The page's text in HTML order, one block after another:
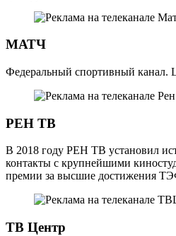
МАТЧ
Федеральный спортивный канал.
РЕН ТВ
В 2018 году РЕН ТВ установил
контакты с крупнейшими
премии за высшие достижения
ТВ Центр